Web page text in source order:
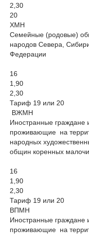
2,30
20
ХМН
Семейные (родовые)
народов Севера,
Федерации
16
1,90
2,30
Тариф 19 или 20
ВЖМН
Иностранные граждане
проживающие на
народных
общин коренных
16
1,90
2,30
Тариф 19 или 20
ВПМН
Иностранные граждане
проживающие на